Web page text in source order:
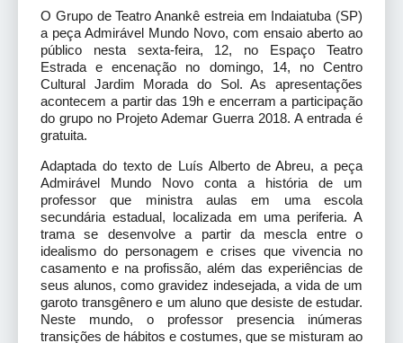
O Grupo de Teatro Anankê estreia em Indaiatuba (SP)
a peça Admirável Mundo Novo, com ensaio aberto ao
público nesta sexta-feira, 12, no Espaço Teatro
Estrada e encenação no domingo, 14, no Centro
Cultural Jardim Morada do Sol. As apresentações
acontecem a partir das 19h e encerram a participação
do grupo no Projeto Ademar Guerra 2018. A entrada é
gratuita.
Adaptada do texto de Luís Alberto de Abreu, a peça
Admirável Mundo Novo conta a história de um
professor que ministra aulas em uma escola
secundária estadual, localizada em uma periferia. A
trama se desenvolve a partir da mescla entre o
idealismo do personagem e crises que vivencia no
casamento e na profissão, além das experiências de
seus alunos, como gravidez indesejada, a vida de um
garoto transgênero e um aluno que desiste de estudar.
Neste mundo, o professor presencia inúmeras
transições de hábitos e costumes, que se misturam ao